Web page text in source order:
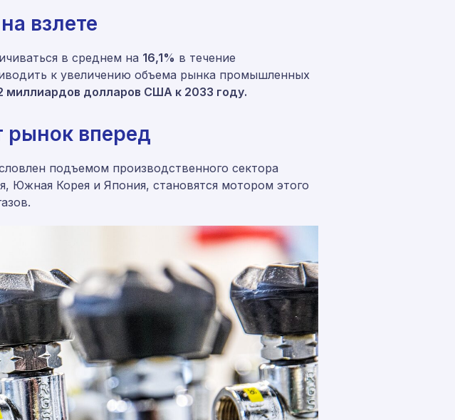
взлете
в среднем на 16,1% в течение
к увеличению объема рынка промышленных
миллиардов долларов США к 2033 году.
рынок вперед
подъемом производственного сектора
Южная Корея и Япония, становятся мотором этого